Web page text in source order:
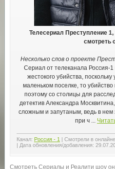
Телесериал Преступление 1,
смотреть
Несколько слов о проекте
Сериал от телеканала Россия-1
жестокого убийства,
маленьком поселке, то
поэтому со столицы для
детектив Александра
сложным и запутаным, ведь в
при ч
Канал: Россия - 1 | Смотрели в
| Дата обновления/добавления:
Смотреть Сериалы и Реалити шоу